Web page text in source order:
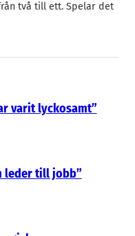
varit lyckosamt”
leder till jobb”
två till ett. Spelar det